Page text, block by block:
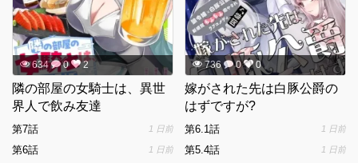
634 0 2
隣の部屋の女騎士は、異世
界人で飲み友達
第7話 1 日前
第6話 1 日前
736 0 0
嫁がされた先は白豚公爵の
はずですが?
第6.1話 1 日前
第5.4話 1 日前